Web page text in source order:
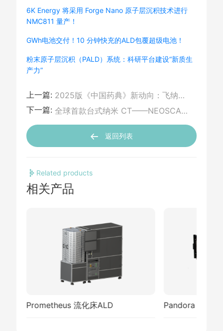
6K Energy 将采用 Forge Nano 原子层沉积技术进行
NMC811 量产！
GWh电池交付！10 分钟快充的ALD包覆超级电池！
粉末原子层沉积（PALD）系统：科研平台建设“新质生
产力”
上一篇:
2025版《中国药典》新动向：飞纳扫描电镜符合药包材质检标准
下一篇:
全球首款台式纳米 CT——NEOSCAN N90 震撼登场！
返回列表
Related products
相关产品
Prometheus 流化床ALD Pandora 旋转